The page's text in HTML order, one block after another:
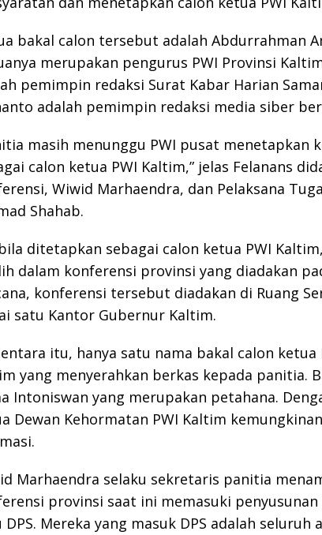
bakal calon tersebut adalah Abdurrahman
merupakan pengurus PWI Provinsi
pemimpin redaksi Surat Kabar Harian
adalah pemimpin redaksi media siber
masih menunggu PWI pusat menetapkan
calon ketua PWI Kaltim,” jelas Felanans
Wiwid Marhaendra, dan Pelaksana
Shahab.
ditetapkan sebagai calon ketua PWI
dalam konferensi provinsi yang diadakan
konferensi tersebut diadakan di Ruang
satu Kantor Gubernur Kaltim.
itu, hanya satu nama bakal calon ketua
yang menyerahkan berkas kepada panitia.
Intoniswan yang merupakan petahana.
Dewan Kehormatan PWI Kaltim
Marhaendra selaku sekretaris panitia
provinsi saat ini memasuki
DPS. Mereka yang masuk DPS adalah seluruh